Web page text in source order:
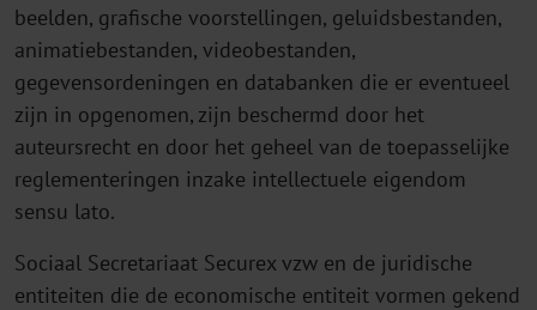
beelden, grafische voorstellingen, geluidsbestanden,
animatiebestanden, videobestanden,
gegevensordeningen en databanken die er eventueel
zijn in opgenomen, zijn beschermd door het
auteursrecht en door het geheel van de toepasselijke
reglementeringen inzake intellectuele eigendom
sensu lato.
Sociaal Secretariaat Securex vzw en de juridische
entiteiten die de economische entiteit vormen gekend